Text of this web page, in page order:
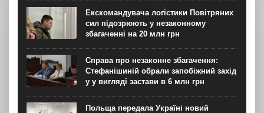
Екскомандувача логістики Повітряних
сил підозрюють у незаконному
збагаченні на 20 млн грн
Справа про незаконне збагачення:
Стефанішиній обрали запобіжний захід
у у вигляді застави в 6 млн грн
Польща передала Україні новий